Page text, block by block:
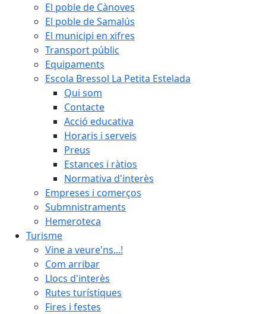
El poble de Cànoves
El poble de Samalús
El municipi en xifres
Transport públic
Equipaments
Escola Bressol La Petita Estelada
Qui som
Contacte
Acció educativa
Horaris i serveis
Preus
Estances i ràtios
Normativa d'interès
Empreses i comerços
Submnistraments
Hemeroteca
Turisme
Vine a veure'ns...!
Com arribar
Llocs d'interès
Rutes turístiques
Fires i festes